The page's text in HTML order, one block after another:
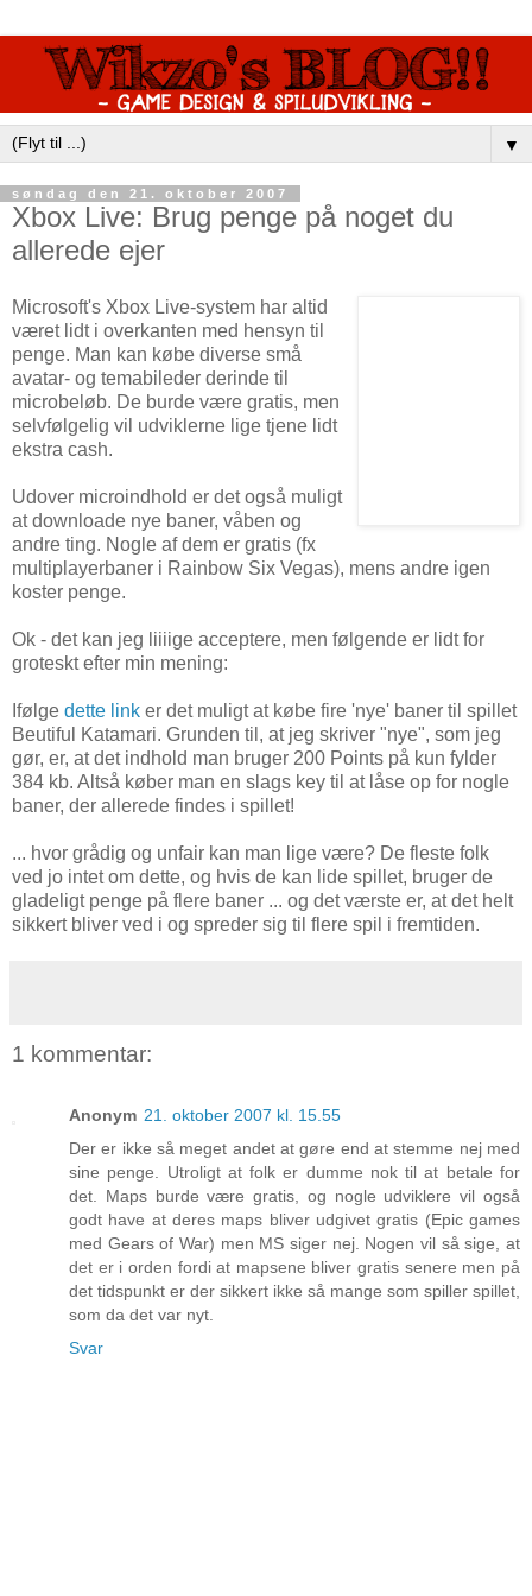
▼
søndag den 21. oktober 2007
Xbox Live: Brug penge på noget du
allerede ejer
Microsoft's Xbox Live-system har altid
været lidt i overkanten med hensyn til
penge. Man kan købe diverse små
avatar- og temabileder derinde til
microbeløb. De burde være gratis, men
selvfølgelig vil udviklerne lige tjene lidt
ekstra cash.
Udover microindhold er det også muligt
at downloade nye baner, våben og
andre ting. Nogle af dem er gratis (fx
multiplayerbaner i Rainbow Six Vegas), mens andre igen
koster penge.
Ok - det kan jeg liiiige acceptere, men følgende er lidt for
groteskt efter min mening:
Ifølge dette link er det muligt at købe fire 'nye' baner til spillet
Beutiful Katamari. Grunden til, at jeg skriver "nye", som jeg
gør, er, at det indhold man bruger 200 Points på kun fylder
384 kb. Altså køber man en slags key til at låse op for nogle
baner, der allerede findes i spillet!
... hvor grådig og unfair kan man lige være? De fleste folk
ved jo intet om dette, og hvis de kan lide spillet, bruger de
gladeligt penge på flere baner ... og det værste er, at det helt
sikkert bliver ved i og spreder sig til flere spil i fremtiden.
1 kommentar:
Anonym 21. oktober 2007 kl. 15.55
Der er ikke så meget andet at gøre end at stemme nej med
sine penge. Utroligt at folk er dumme nok til at betale for
det. Maps burde være gratis, og nogle udviklere vil også
godt have at deres maps bliver udgivet gratis (Epic games
med Gears of War) men MS siger nej. Nogen vil så sige, at
det er i orden fordi at mapsene bliver gratis senere men på
det tidspunkt er der sikkert ikke så mange som spiller spillet,
som da det var nyt.
Svar